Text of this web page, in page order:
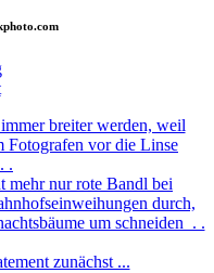
breiter werden, weil
Fotografen vor die Linse
.
mehr nur rote Bandl bei
durch,
um schneiden . .
zunächst ...